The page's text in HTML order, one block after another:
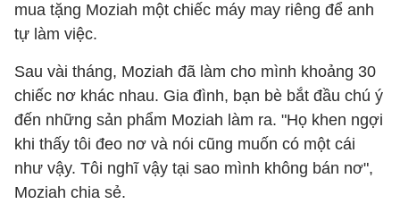
mua tặng Moziah một chiếc máy may riêng để anh
tự làm việc.
Sau vài tháng, Moziah đã làm cho mình khoảng 30
chiếc nơ khác nhau. Gia đình, bạn bè bắt đầu chú ý
đến những sản phẩm Moziah làm ra. "Họ khen ngợi
khi thấy tôi đeo nơ và nói cũng muốn có một cái
như vậy. Tôi nghĩ vậy tại sao mình không bán nơ",
Moziah chia sẻ.